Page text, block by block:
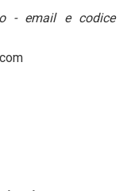
- email e codice